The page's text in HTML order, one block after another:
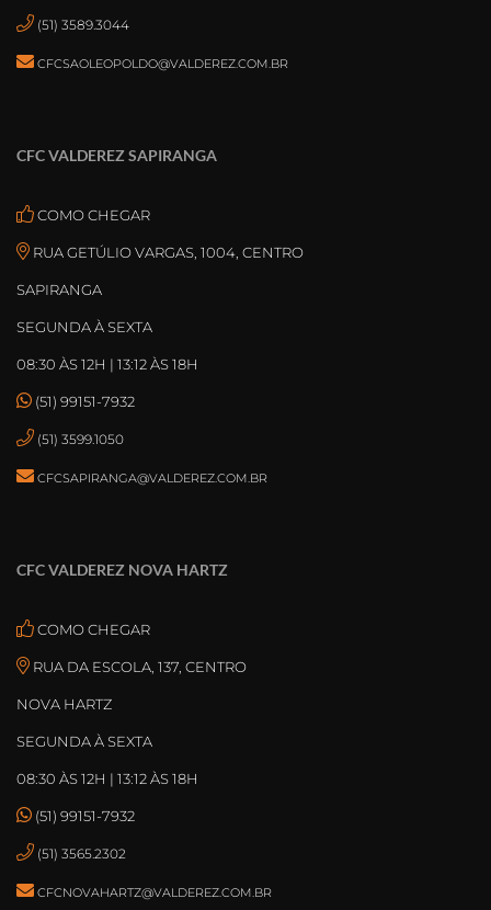
(51) 3589.3044
CFCSAOLEOPOLDO@VALDEREZ.COM.BR
CFC VALDEREZ SAPIRANGA
COMO CHEGAR
RUA GETÚLIO VARGAS, 1004, CENTRO
SAPIRANGA
SEGUNDA À SEXTA
08:30 ÀS 12H | 13:12 ÀS 18H
(51) 99151-7932
(51) 3599.1050
CFCSAPIRANGA@VALDEREZ.COM.BR
CFC VALDEREZ NOVA HARTZ
COMO CHEGAR
RUA DA ESCOLA, 137, CENTRO
NOVA HARTZ
SEGUNDA À SEXTA
08:30 ÀS 12H | 13:12 ÀS 18H
(51) 99151-7932
(51) 3565.2302
CFCNOVAHARTZ@VALDEREZ.COM.BR